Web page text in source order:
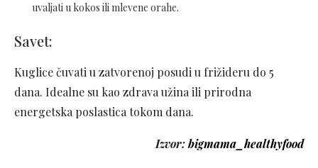
uvaljati u kokos ili mlevene orahe.
Savet:
Kuglice čuvati u zatvorenoj posudi u frižideru do 5
dana. Idealne su kao zdrava užina ili prirodna
energetska poslastica tokom dana.
Izvor:bigmama_healthyfood